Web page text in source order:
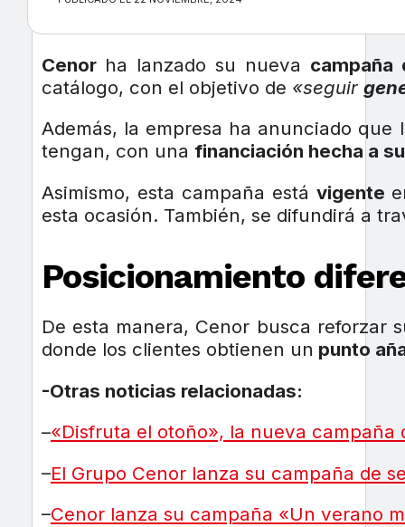
Cenor ha lanzado su nueva campaña
catálogo, con el objetivo de «seguir
Además, la empresa ha anunciado que
tengan, con una financiación hecha a
Asimismo, esta campaña está vigente
esta ocasión. También, se difundirá a
Posicionamiento
De esta manera, Cenor busca reforzar
donde los clientes obtienen un punto
-Otras noticias relacionadas:
–«Disfruta el otoño», la nueva campaña
–El Grupo Cenor lanza su campaña de
–Cenor lanza su campaña «Un verano